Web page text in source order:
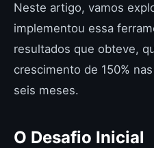
Neste artigo, vamos
implementou essa
resultados que obteve,
crescimento de 150%
seis meses.
O Desafio Inicial